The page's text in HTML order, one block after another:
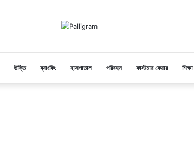
উক্তি ব্যাংকিং হাসপাতাল পরিবহন কাস্টমার কেয়ার শিক্ষা